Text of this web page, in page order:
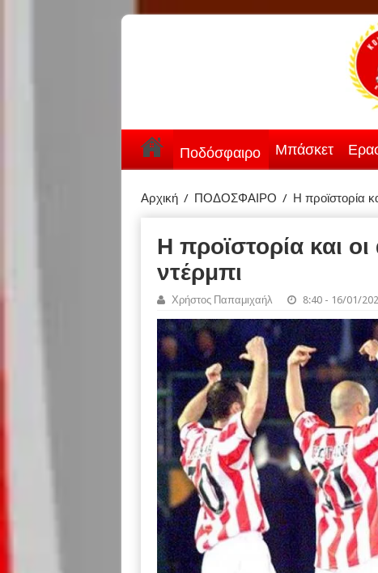
Ποδόσφαιρο Μπάσκετ
Αρχική / ΠΟΔΟΣΦΑΙΡΟ / Η προϊστορία
Η προϊστορία και οι
ντέρμπι
Χρήστος Παπαμιχαήλ 8:40 - 16/01/